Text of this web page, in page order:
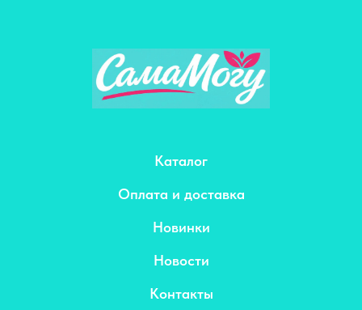
Каталог
Оплата и доставка
Новинки
Новости
Контакты